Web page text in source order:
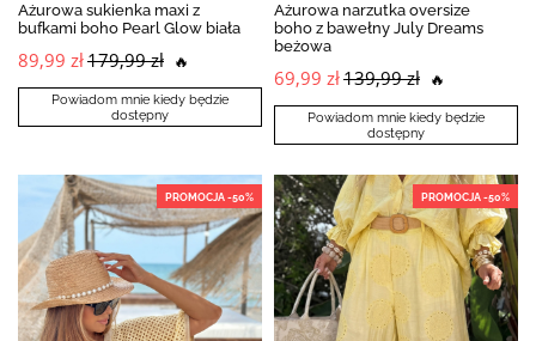
Ażurowa sukienka maxi z
bufkami boho Pearl Glow biała
89,99 zł179,99 zł 🔥
Powiadom mnie kiedy będzie
dostępny
Ażurowa narzutka oversize
boho z bawełny July Dreams
beżowa
69,99 zł139,99 zł 🔥
Powiadom mnie kiedy będzie
dostępny
PROMOCJA -50% PROMOCJA -50%